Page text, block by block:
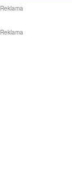
Reklama
Reklama